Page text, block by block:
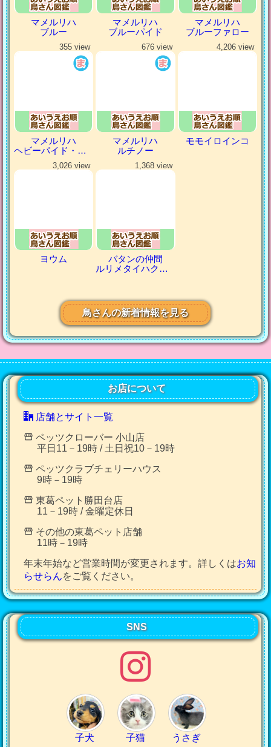
マメルリハ
ブルー
マメルリハ
ブルーパイド
マメルリハ
ブルーファロー
355 view
マメルリハ
ヘビーパイド・パステルコバルト
676 view
マメルリハ
ルチノー
4,206 view
モモイロインコ
3,026 view
ヨウム
1,368 view
バタンの仲間
ルリメタイハクオウム
鳥さんの新着情報を見る
お店について
店舗とサイト一覧
ペッツクローバー 小山店
平日11－19時 / 土日祝10－19時
ペッツクラブチェリーハウス
9時－19時
東葛ペット勝田台店
11－19時 / 金曜定休日
その他の東葛ペット店舗
11時－19時
年末年始など営業時間が変更されます。詳しくはお知
らせらんをご覧ください。
SNS
子犬 子猫 うさぎ